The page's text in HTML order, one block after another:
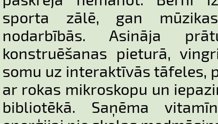
sporta zālē, gan
nodarbībās. Asināja
konstruēšanas pieturā,
somu uz interaktīvās tāfeles,
ar rokas mikroskopu un
bibliotēkā. Saņēma